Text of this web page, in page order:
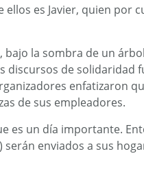
es Javier, quien por
bajo la sombra de un
discursos de solidaridad
enfatizaron
de sus empleadores.
es un día importante.
enviados a sus